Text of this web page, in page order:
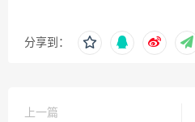
分享到：
上一篇